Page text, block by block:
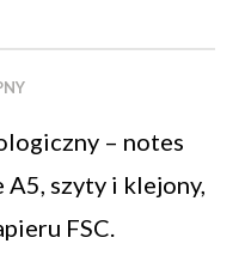
– notes
szyty i klejony,
FSC.